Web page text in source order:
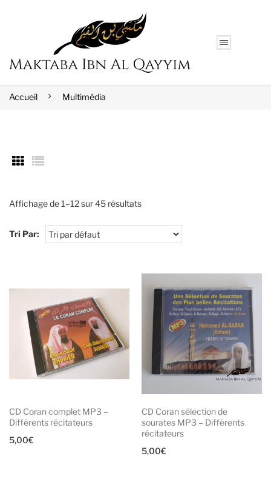
Accueil Multimédia
Affichage de 1–12 sur 45 résultats
Tri Par:
CD Coran complet MP3 –
Différents récitateurs
5,00€
CD Coran sélection de
sourates MP3 – Différents
récitateurs
5,00€